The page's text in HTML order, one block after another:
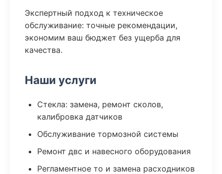
Экспертный подход к техническое
обслуживание: точные рекомендации,
экономим ваш бюджет без ущерба для
качества.
Наши услуги
Стекла: замена, ремонт сколов,
калибровка датчиков
Обслуживание тормозной системы
Ремонт двс и навесного оборудования
Регламентное то и замена расходников